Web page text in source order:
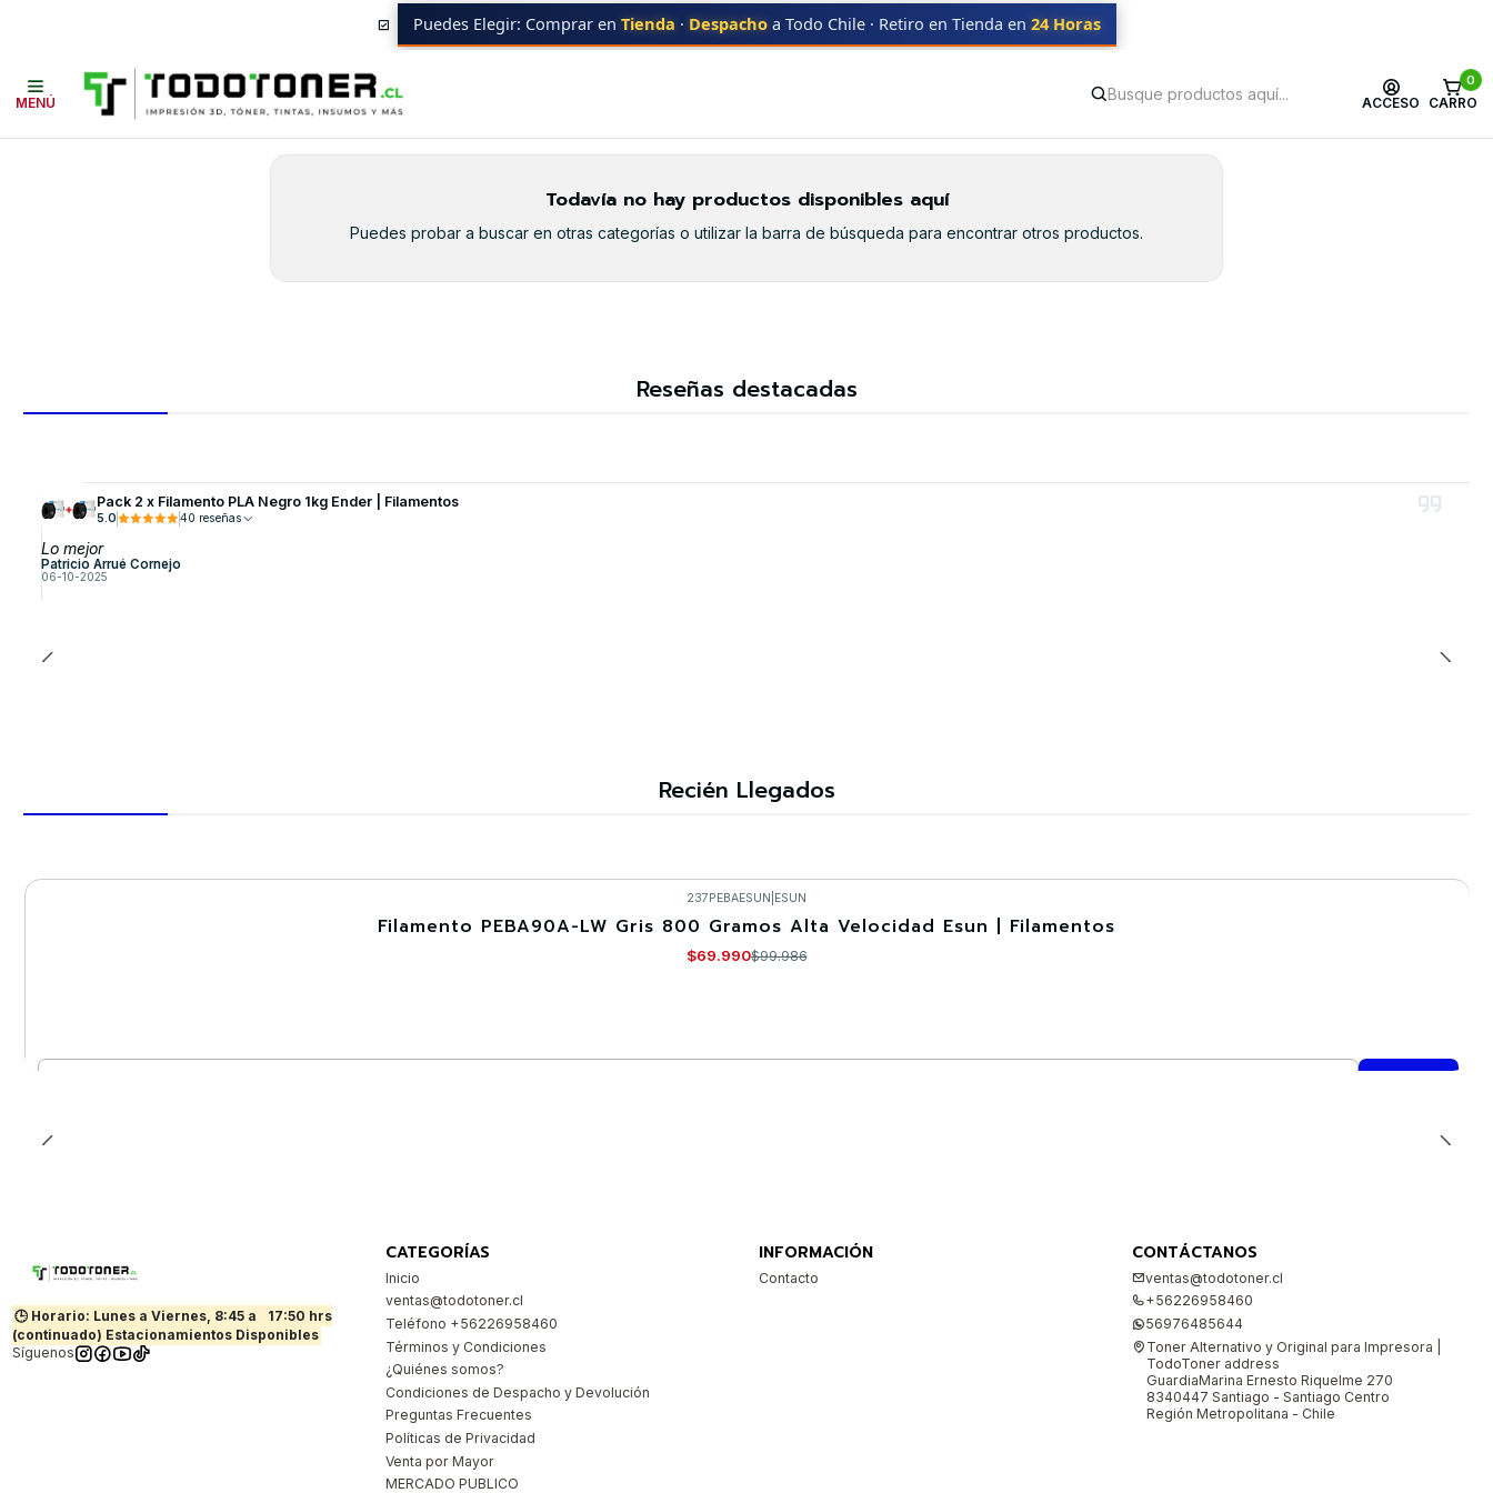
MENÚ ACCESO
0
CARRO
Puedes Elegir: Comprar en Tienda · Despacho a Todo Chile · Retiro en Tienda en 24 Horas
Insumos HP Q6001A CYAN
Q6001A CYAN
Todavía no hay productos disponibles aquí
Puedes probar a buscar en otras categorías o utilizar la barra de búsqueda para encontrar otros productos.
Reseñas destacadas
Pack 2 x Filamento PLA Negro 1kg Ender | Filamentos
5.0 40 reseñas
Lo mejor
Patricio Arrué Cornejo
06-10-2025
Recién Llegados
237PEBAESUN ESUN
Filamento PEBA90A-LW Gris 800 Gramos Alta Velocidad Esun | Filamentos
$69.990$99.986
🕒 Horario: Lunes a Viernes, 8:45 a
17:50 hrs
(continuado) Estacionamientos Disponibles
Síguenos
CATEGORÍAS
Inicio
ventas@todotoner.cl
Teléfono +56226958460
Términos y Condiciones
¿Quiénes somos?
Condiciones de Despacho y Devolución
Preguntas Frecuentes
Políticas de Privacidad
Venta por Mayor
MERCADO PUBLICO
INFORMACIÓN
Contacto
CONTÁCTANOS
ventas@todotoner.cl
+56226958460
56976485644
Toner Alternativo y Original para Impresora |
TodoToner address
GuardiaMarina Ernesto Riquelme 270
8340447 Santiago - Santiago Centro
Región Metropolitana - Chile